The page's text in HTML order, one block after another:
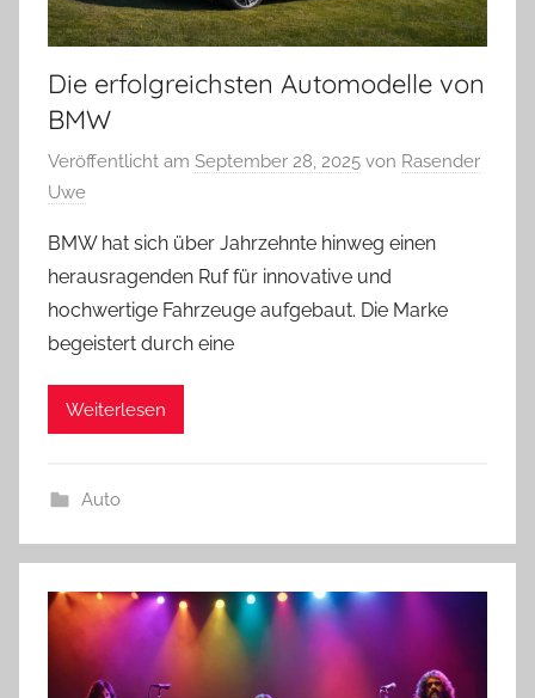
Die erfolgreichsten Automodelle von
BMW
Veröffentlicht am September 28, 2025 von Rasender
Uwe
BMW hat sich über Jahrzehnte hinweg einen
herausragenden Ruf für innovative und
hochwertige Fahrzeuge aufgebaut. Die Marke
begeistert durch eine
Weiterlesen
Auto